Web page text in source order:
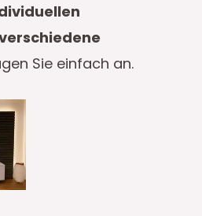
Sie einfach an.